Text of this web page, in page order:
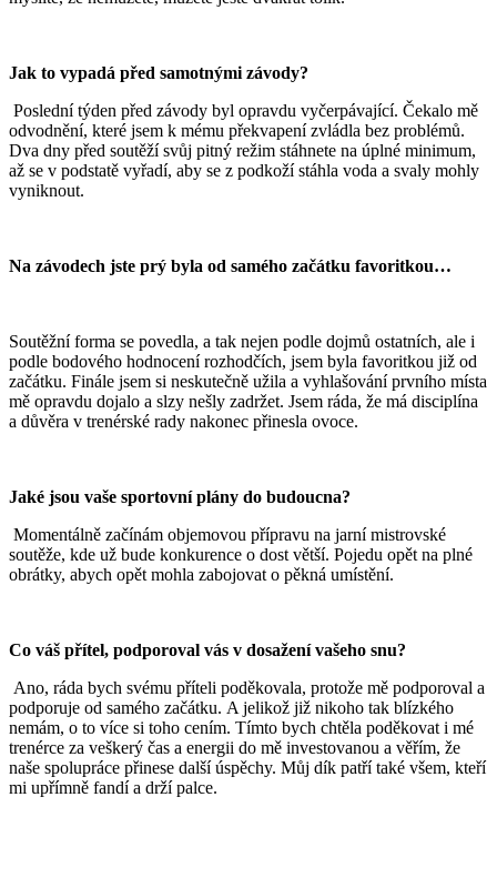
Jak to vypadá před samotnými závody?
Poslední týden před závody byl opravdu vyčerpávající. Čekalo mě
odvodnění, které jsem k mému překvapení zvládla bez problémů.
Dva dny před soutěží svůj pitný režim stáhnete na úplné minimum,
až se v podstatě vyřadí, aby se z podkoží stáhla voda a svaly mohly
vyniknout.
Na závodech jste prý byla od samého začátku favoritkou…
Soutěžní forma se povedla, a tak nejen podle dojmů ostatních, ale i
podle bodového hodnocení rozhodčích, jsem byla favoritkou již od
začátku. Finále jsem si neskutečně užila a vyhlašování prvního místa
mě opravdu dojalo a slzy nešly zadržet. Jsem ráda, že má disciplína
a důvěra v trenérské rady nakonec přinesla ovoce.
Jaké jsou vaše sportovní plány do budoucna?
Momentálně začínám objemovou přípravu na jarní mistrovské
soutěže, kde už bude konkurence o dost větší. Pojedu opět na plné
obrátky, abych opět mohla zabojovat o pěkná umístění.
Co váš přítel, podporoval vás v dosažení vašeho snu?
Ano, ráda bych svému příteli poděkovala, protože mě podporoval a
podporuje od samého začátku. A jelikož již nikoho tak blízkého
nemám, o to více si toho cením. Tímto bych chtěla poděkovat i mé
trenérce za veškerý čas a energii do mě investovanou a věřím, že
naše spolupráce přinese další úspěchy. Můj dík patří také všem, kteří
mi upřímně fandí a drží palce.